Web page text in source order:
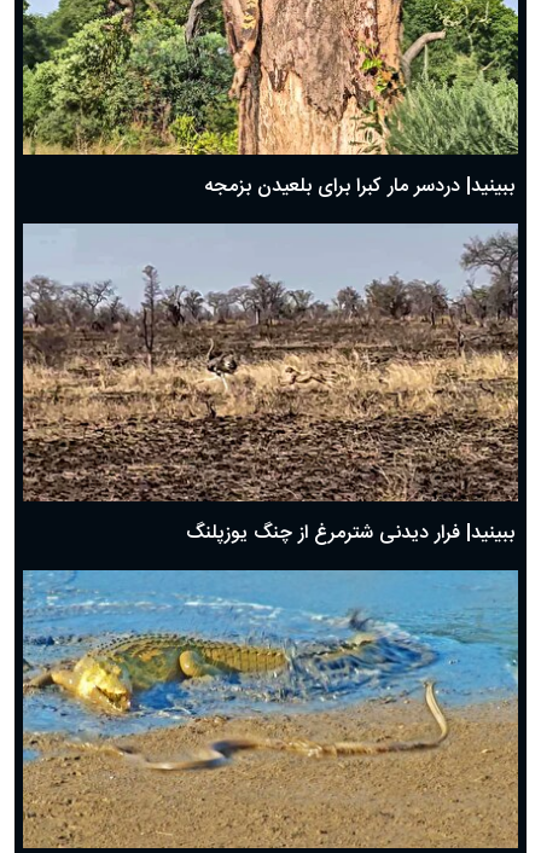
ببینید| دردسر مار کبرا برای بلعیدن بزمجه
ببینید| فرار دیدنی شترمرغ از چنگ یوزپلنگ